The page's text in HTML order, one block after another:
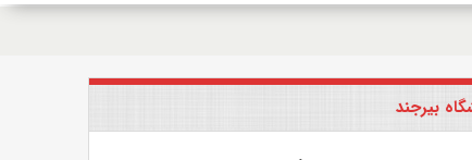
بیرجند